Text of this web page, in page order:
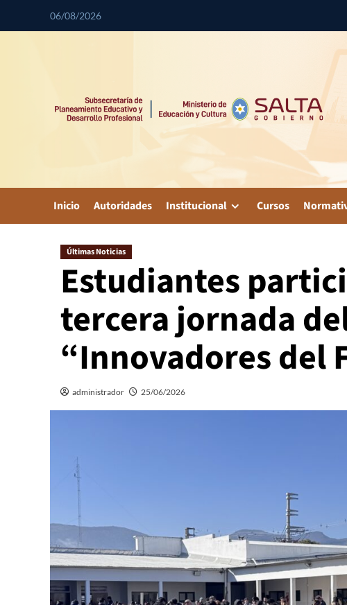
06/08/2026
Inicio Autoridades Institucional Cursos
Últimas Noticias
Estudiantes
tercera jornada
“Innovadores del
administrador 25/06/2026